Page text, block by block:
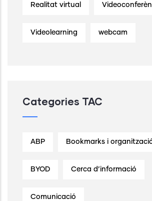
Realitat virtual
Videolearning webcam
Categories TAC
ABP Bookmarks i
BYOD Cerca d’informació
Comunicació